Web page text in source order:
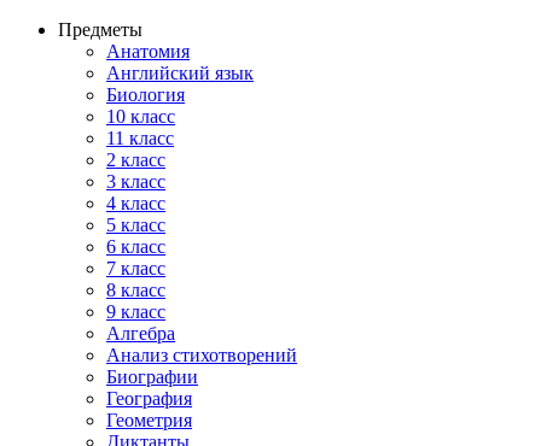
Предметы
Анатомия
Английский язык
Биология
10 класс
11 класс
2 класс
3 класс
4 класс
5 класс
6 класс
7 класс
8 класс
9 класс
Алгебра
Анализ стихотворений
Биографии
География
Геометрия
Диктанты